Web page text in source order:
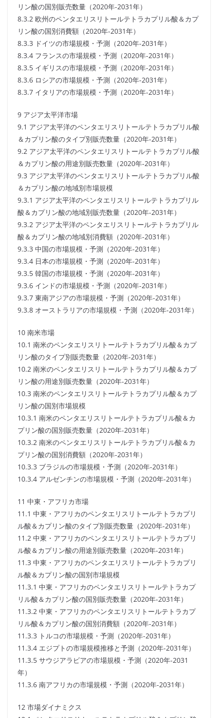
リン酸の国別販売数量（2020年-2031年）
8.3.2 欧州のペンタエリスリトールテトラカプリル酸＆カプ
リン酸の国別消費額（2020年-2031年）
8.3.3 ドイツの市場規模・予測（2020年-2031年）
8.3.4 フランスの市場規模・予測（2020年-2031年）
8.3.5 イギリスの市場規模・予測（2020年-2031年）
8.3.6 ロシアの市場規模・予測（2020年-2031年）
8.3.7 イタリアの市場規模・予測（2020年-2031年）
9 アジア太平洋市場
9.1 アジア太平洋のペンタエリスリトールテトラカプリル酸
＆カプリン酸のタイプ別販売数量（2020年-2031年）
9.2 アジア太平洋のペンタエリスリトールテトラカプリル酸
＆カプリン酸の用途別販売数量（2020年-2031年）
9.3 アジア太平洋のペンタエリスリトールテトラカプリル酸
＆カプリン酸の地域別市場規模
9.3.1 アジア太平洋のペンタエリスリトールテトラカプリル
酸＆カプリン酸の地域別販売数量（2020年-2031年）
9.3.2 アジア太平洋のペンタエリスリトールテトラカプリル
酸＆カプリン酸の地域別消費額（2020年-2031年）
9.3.3 中国の市場規模・予測（2020年-2031年）
9.3.4 日本の市場規模・予測（2020年-2031年）
9.3.5 韓国の市場規模・予測（2020年-2031年）
9.3.6 インドの市場規模・予測（2020年-2031年）
9.3.7 東南アジアの市場規模・予測（2020年-2031年）
9.3.8 オーストラリアの市場規模・予測（2020年-2031年）
10 南米市場
10.1 南米のペンタエリスリトールテトラカプリル酸＆カプ
リン酸のタイプ別販売数量（2020年-2031年）
10.2 南米のペンタエリスリトールテトラカプリル酸＆カプ
リン酸の用途別販売数量（2020年-2031年）
10.3 南米のペンタエリスリトールテトラカプリル酸＆カプ
リン酸の国別市場規模
10.3.1 南米のペンタエリスリトールテトラカプリル酸＆カ
プリン酸の国別販売数量（2020年-2031年）
10.3.2 南米のペンタエリスリトールテトラカプリル酸＆カ
プリン酸の国別消費額（2020年-2031年）
10.3.3 ブラジルの市場規模・予測（2020年-2031年）
10.3.4 アルゼンチンの市場規模・予測（2020年-2031年）
11 中東・アフリカ市場
11.1 中東・アフリカのペンタエリスリトールテトラカプリ
ル酸＆カプリン酸のタイプ別販売数量（2020年-2031年）
11.2 中東・アフリカのペンタエリスリトールテトラカプリ
ル酸＆カプリン酸の用途別販売数量（2020年-2031年）
11.3 中東・アフリカのペンタエリスリトールテトラカプリ
ル酸＆カプリン酸の国別市場規模
11.3.1 中東・アフリカのペンタエリスリトールテトラカプ
リル酸＆カプリン酸の国別販売数量（2020年-2031年）
11.3.2 中東・アフリカのペンタエリスリトールテトラカプ
リル酸＆カプリン酸の国別消費額（2020年-2031年）
11.3.3 トルコの市場規模・予測（2020年-2031年）
11.3.4 エジプトの市場規模推移と予測（2020年-2031年）
11.3.5 サウジアラビアの市場規模・予測（2020年-2031
年）
11.3.6 南アフリカの市場規模・予測（2020年-2031年）
12 市場ダイナミクス